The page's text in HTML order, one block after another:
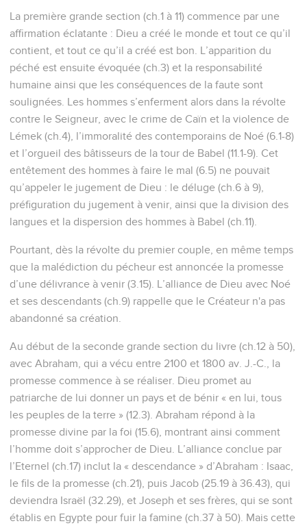
La première grande section (ch.1 à 11) commence par une
affirmation éclatante : Dieu a créé le monde et tout ce qu’il
contient, et tout ce qu’il a créé est bon. L’apparition du
péché est ensuite évoquée (ch.3) et la responsabilité
humaine ainsi que les conséquences de la faute sont
soulignées. Les hommes s’enferment alors dans la révolte
contre le Seigneur, avec le crime de Caïn et la violence de
Lémek (ch.4), l’immoralité des contemporains de Noé (6.1-8)
et l’orgueil des bâtisseurs de la tour de Babel (11.1-9). Cet
entêtement des hommes à faire le mal (6.5) ne pouvait
qu’appeler le jugement de Dieu : le déluge (ch.6 à 9),
préfiguration du jugement à venir, ainsi que la division des
langues et la dispersion des hommes à Babel (ch.11).
Pourtant, dès la révolte du premier couple, en même temps
que la malédiction du pécheur est annoncée la promesse
d’une délivrance à venir (3.15). L’alliance de Dieu avec Noé
et ses descendants (ch.9) rappelle que le Créateur n'a pas
abandonné sa création.
Au début de la seconde grande section du livre (ch.12 à 50),
avec Abraham, qui a vécu entre 2100 et 1800 av. J.-C., la
promesse commence à se réaliser. Dieu promet au
patriarche de lui donner un pays et de bénir « en lui, tous
les peuples de la terre » (12.3). Abraham répond à la
promesse divine par la foi (15.6), montrant ainsi comment
l’homme doit s’approcher de Dieu. L’alliance conclue par
l’Eternel (ch.17) inclut la « descendance » d’Abraham : Isaac,
le fils de la promesse (ch.21), puis Jacob (25.19 à 36.43), qui
deviendra Israël (32.29), et Joseph et ses frères, qui se sont
établis en Egypte pour fuir la famine (ch.37 à 50). Mais cette